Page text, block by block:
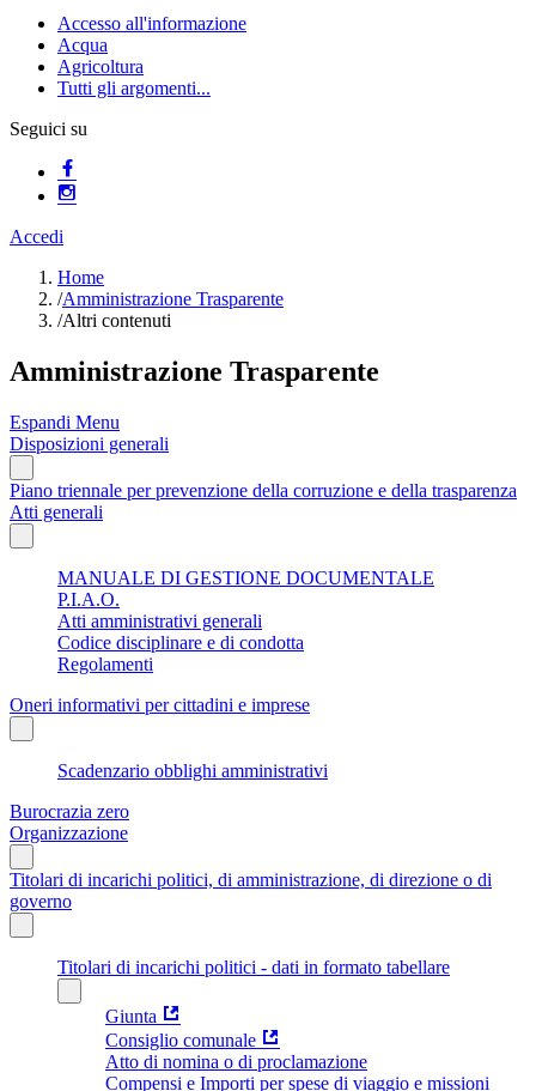
Accesso all'informazione
Acqua
Agricoltura
Tutti gli argomenti...
Seguici su
Accedi
Home
/Amministrazione Trasparente
/Altri contenuti
Amministrazione Trasparente
Espandi Menu
Disposizioni generali
Piano triennale per prevenzione della corruzione e della trasparenza
Atti generali
MANUALE DI GESTIONE DOCUMENTALE
P.I.A.O.
Atti amministrativi generali
Codice disciplinare e di condotta
Regolamenti
Oneri informativi per cittadini e imprese
Scadenzario obblighi amministrativi
Burocrazia zero
Organizzazione
Titolari di incarichi politici, di amministrazione, di direzione o di
governo
Titolari di incarichi politici - dati in formato tabellare
Giunta
Consiglio comunale
Atto di nomina o di proclamazione
Compensi e Importi per spese di viaggio e missioni